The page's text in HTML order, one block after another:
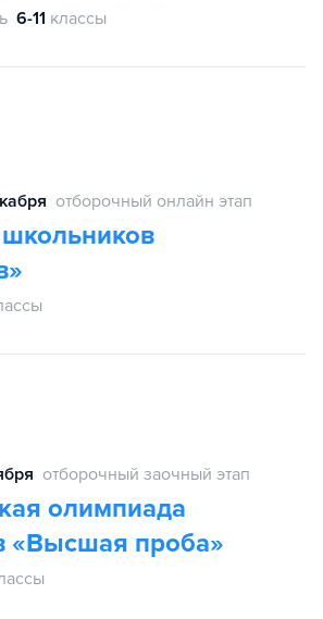
6-11 классы
отборочный онлайн этап
отборочный заочный этап
олимпиада
«Высшая проба»